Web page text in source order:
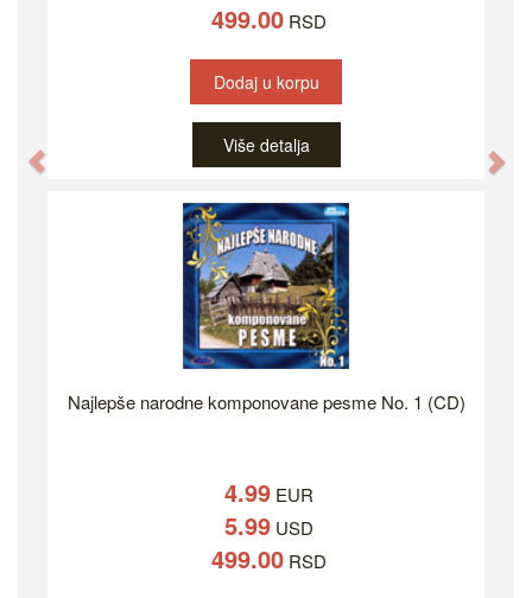
499.00 RSD
Dodaj u korpu
Više detalja
Najlepše narodne komponovane pesme No. 1 (CD)
4.99 EUR
5.99 USD
499.00 RSD